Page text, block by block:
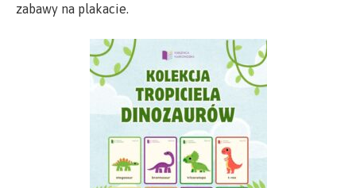
zabawy na plakacie.